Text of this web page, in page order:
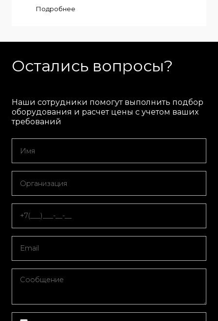
Подробнее
Остались вопросы?
Наши сотрудники помогут выполнить подбор
оборудования и расчет цены с учетом ваших
требований